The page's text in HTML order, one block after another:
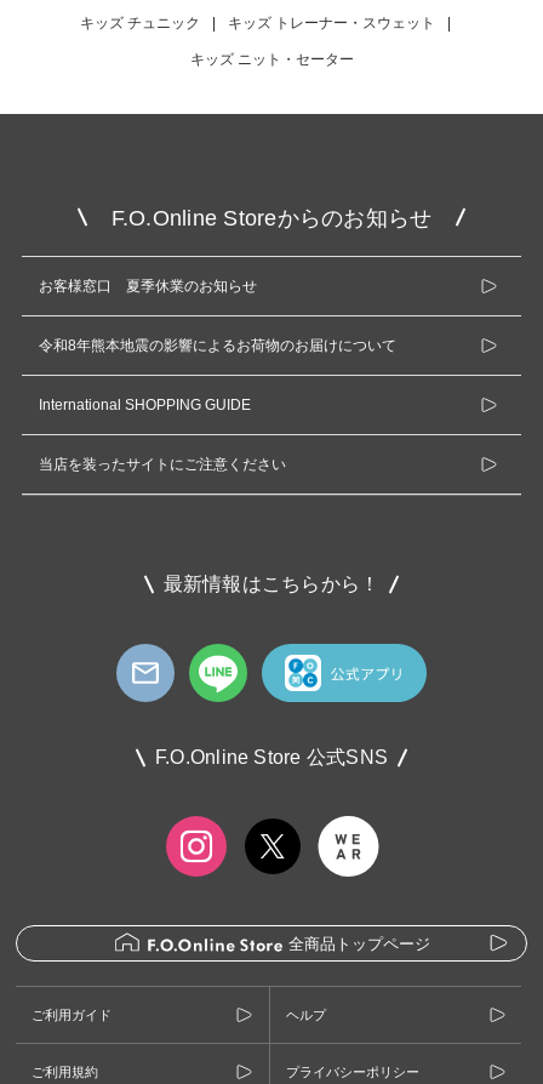
キッズ チュニック | キッズ トレーナー・スウェット |
キッズ ニット・セーター
F.O.Online Storeからのお知らせ
お客様窓口 夏季休業のお知らせ
令和8年熊本地震の影響によるお荷物のお届けについて
International SHOPPING GUIDE
当店を装ったサイトにご注意ください
最新情報はこちらから！
F.O.Online Store 公式SNS
全商品トップページ
ご利用ガイド ヘルプ
ご利用規約 プライバシーポリシー